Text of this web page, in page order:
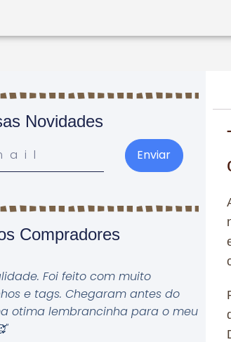
Novidades
Enviar
Compradores
Foi feito com muito
e tags. Chegaram antes do
otima lembrancinha para o meu
"